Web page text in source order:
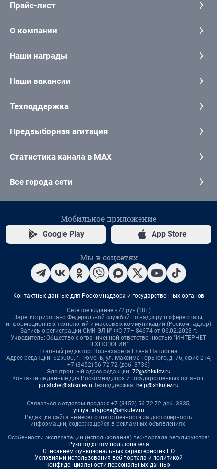
Прайс-лист
О компании
Наши награды
Наши вакансии
Техподдержка
Предвыборная агитация
Статистика канала в MAX
Все города сети
Мобильное приложение
Google Play App Store
Мы в соцсетях
Контактные данные для Роскомнадзора и государственных органов
Сетевое издание «72.ру» (18+)
Зарегистрировано Федеральной службой по надзору в сфере связи,
информационных технологий и массовых коммуникаций (Роскомнадзор)
Запись о регистрации СМИ ЭЛ № ФС 77– 84674 от 06.02.2023 г.
Учредитель: Общество с ограниченной ответственностью "ИНТЕРНЕТ
ТЕХНОЛОГИИ"
Главный редактор: Познахарева Елена Павловна
Адрес редакции: 625000, г. Тюмень, ул. Максима Горького, д. 76, офис 214,
+7 (3452) 56-72-72 (доб. 3736)
Электронный адрес редакции: 72@shkulev.ru
Контактные данные для Роскомнадзора и государственных органов:
juristchel@shkulev.ruТехподдержка: help@shkulev.ru
Связаться с отделом продаж: +7 (3452) 56-72-72 доб. 3335,
yuliya.latypova@shkulev.ru
Редакция сайта не несет ответственности за достоверность
информации, содержащейся в рекламных объявлениях.
Особенности эксплуатации (использования) веб-портала регулируются:
Руководством пользователя
Описанием функциональных характеристик ПО
Условиями использования веб-портала и политикой
конфиденциальности персональных данных